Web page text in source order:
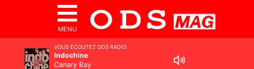
MENU
VOUS ÉCOUTEZ ODS RADIO
Indochine
Canary Bay